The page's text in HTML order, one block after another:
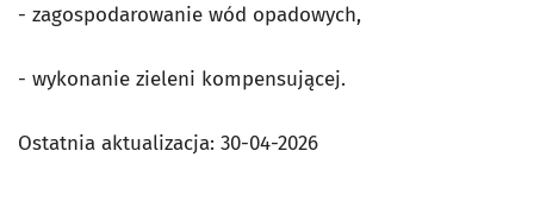
- zagospodarowanie wód opadowych,
- wykonanie zieleni kompensującej.
Ostatnia aktualizacja: 30-04-2026